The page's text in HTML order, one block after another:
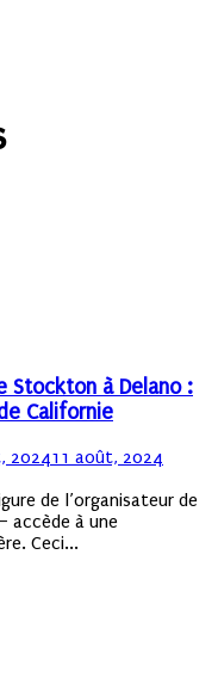
Stockton à Delano :
Californie
202411 août, 2024
de l’organisateur de
accède à une
Ceci...